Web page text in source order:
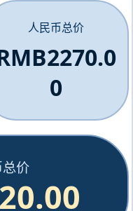
人民币总价
0
价